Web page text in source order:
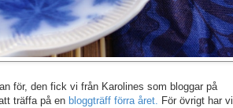
för, den fick vi från Karolines som bloggar på
träffa på en bloggträff förra året. För övrigt har vi